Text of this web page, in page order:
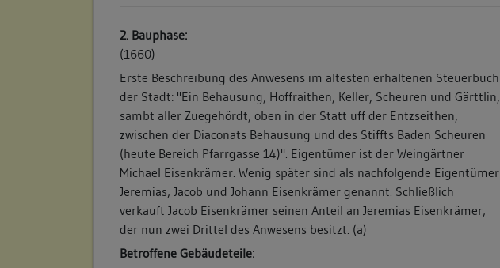
2. Bauphase:
(1660)
Erste Beschreibung des Anwesens im ältesten erhaltenen Steuerbuch
der Stadt: "Ein Behausung, Hoffraithen, Keller, Scheuren und Gärttlin,
sambt aller Zuegehördt, oben in der Statt uff der Entzseithen,
zwischen der Diaconats Behausung und des Stiffts Baden Scheuren
(heute Bereich Pfarrgasse 14)". Eigentümer ist der Weingärtner
Michael Eisenkrämer. Wenig später sind als nachfolgende Eigentümer
Jeremias, Jacob und Johann Eisenkrämer genannt. Schließlich
verkauft Jacob Eisenkrämer seinen Anteil an Jeremias Eisenkrämer,
der nun zwei Drittel des Anwesens besitzt. (a)
Betroffene Gebäudeteile: